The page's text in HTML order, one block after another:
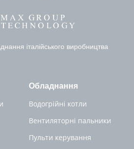
італійського виробництва
Обладнання
Водогрійні котли
Вентиляторні пальники
Пульти керування